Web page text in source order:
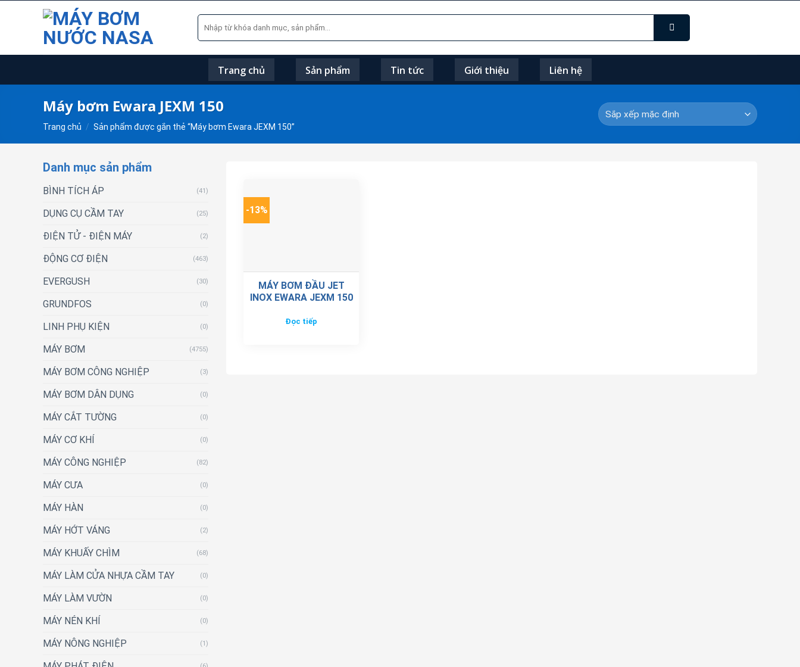
Tìm
kiếm:
Trang chủ Sản phẩm Tin tức Giới thiệu Liên hệ
Máy bơm Ewara JEXM 150
Trang chủ / Sản phẩm được gắn thẻ “Máy bơm Ewara JEXM 150”
Danh mục sản phẩm
BÌNH TÍCH ÁP (41)
DỤNG CỤ CẦM TAY (25)
ĐIỆN TỬ - ĐIỆN MÁY (2)
ĐỘNG CƠ ĐIỆN (463)
EVERGUSH (30)
GRUNDFOS (0)
LINH PHỤ KIỆN (0)
MÁY BƠM (4755)
MÁY BƠM CÔNG NGHIỆP (3)
MÁY BƠM DÂN DỤNG (0)
MÁY CẮT TƯỜNG (0)
MÁY CƠ KHÍ (0)
MÁY CÔNG NGHIỆP (82)
MÁY CƯA (0)
MÁY HÀN (0)
MÁY HỚT VÁNG (2)
MÁY KHUẤY CHÌM (68)
MÁY LÀM CỬA NHỰA CẦM TAY (0)
MÁY LÀM VƯỜN (0)
MÁY NÉN KHÍ (0)
MÁY NÔNG NGHIỆP (1)
-13%
MÁY BƠM ĐẦU JET
INOX EWARA JEXM 150
Đọc tiếp